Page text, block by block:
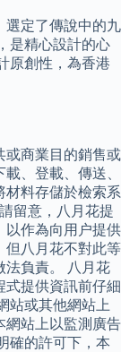
選定了傳說中的九
是精心設計的心
原創性，為香港
或商業目的銷售或
、登載、傳送、
材料存儲於檢索系
留意，八月花提
以作為向用户提供
但八月花不對此等
法負責。 八月花
式提供資訊前仔細
站或其他網站上
網站上以監測廣告
確的許可下，本